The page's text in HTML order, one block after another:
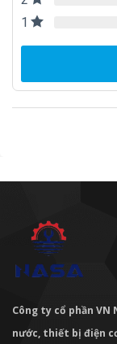
1
Công ty cổ phần VN
nước, thiết bị điện